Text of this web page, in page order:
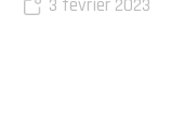
3 février 2023